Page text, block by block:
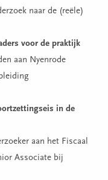
naar de (reële)
voor de praktijk
aan Nyenrode
in de
aan het Fiscaal
Associate bij